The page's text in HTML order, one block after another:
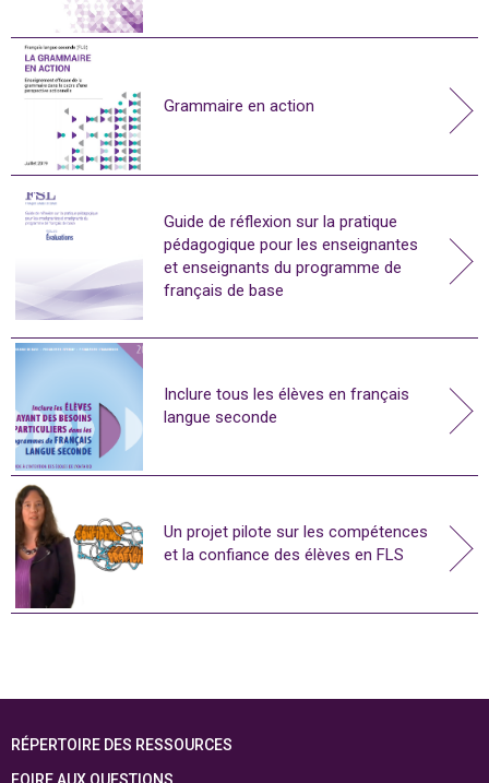
Grammaire en action
Guide de réflexion sur la pratique
pédagogique pour les enseignantes
et enseignants du programme de
français de base
Inclure tous les élèves en français
langue seconde
Un projet pilote sur les compétences
et la confiance des élèves en FLS
RÉPERTOIRE DES RESSOURCES